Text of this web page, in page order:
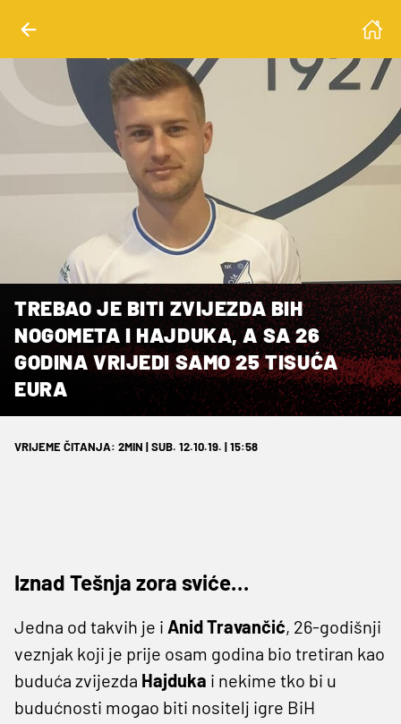
TREBAO JE BITI ZVIJEZDA BIH
NOGOMETA I HAJDUKA, A SA 26
GODINA VRIJEDI SAMO 25 TISUĆA
EURA
VRIJEME ČITANJA: 2MIN | SUB. 12.10.19. | 15:58
Iznad Tešnja zora sviće…
Jedna od takvih je i Anid Travančić, 26-godišnji
veznjak koji je prije osam godina bio tretiran kao
buduća zvijezda Hajduka i nekime tko bi u
budućnosti mogao biti nositelj igre BiH